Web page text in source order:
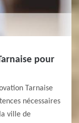
pour
Tarnaise
nécessaires
ville de